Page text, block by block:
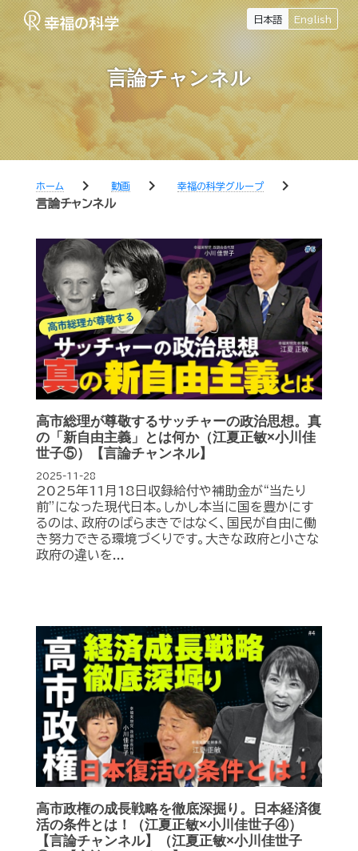
日本語 English
言論チャンネル
ホーム chevron_right 動画 chevron_right 幸福の科学グループ chevron_right
言論チャンネル
高市総理が尊敬するサッチャーの政治思想。真
の「新自由主義」とは何か（江夏正敏×小川佳
世子⑤）【言論チャンネル】
2025-11-28
2025年11月18日収録給付や補助金が“当たり
前”になった現代日本。しかし本当に国を豊かにす
るのは、政府のばらまきではなく、国民が自由に働
き努力できる環境づくりです。大きな政府と小さな
政府の違いを...
高市政権の成長戦略を徹底深掘り。日本経済復
活の条件とは！（江夏正敏×小川佳世子④）
【言論チャンネル】（江夏正敏×小川佳世子